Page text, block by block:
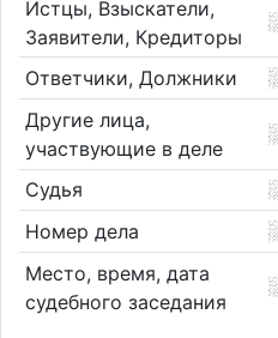
Истцы, Взыскатели,
Заявители, Кредиторы
Ответчики, Должники
Другие лица,
участвующие в деле
Судья
Номер дела
Место, время, дата
судебного заседания